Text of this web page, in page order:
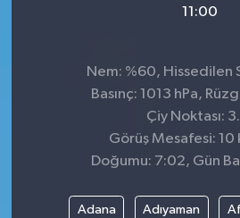
11:00
Nem: %60, Hissedilen
Basınç: 1013 hPa,
Çiy Noktası:
Görüş Mesafesi: 10
Doğumu: 7:02, Gün
Adana Adıyaman